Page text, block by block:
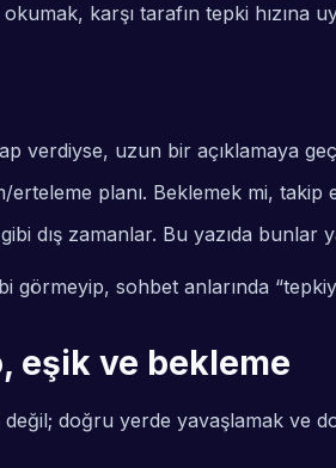
karşı tarafın tepki
verdiyse, uzun bir açıklamaya
erteleme planı. Beklemek mi, takip
dış zamanlar. Bu yazıda bunlar
görmeyip, sohbet anlarında
eşik ve bekleme
değil; doğru yerde yavaşlamak